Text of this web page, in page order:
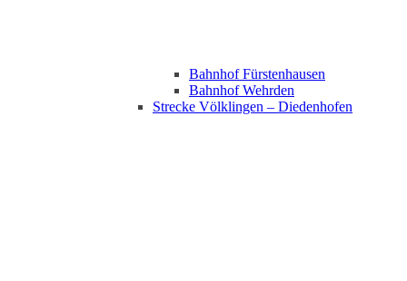
Bahnhof Fürstenhausen
Bahnhof Wehrden
Strecke Völklingen – Diedenhofen